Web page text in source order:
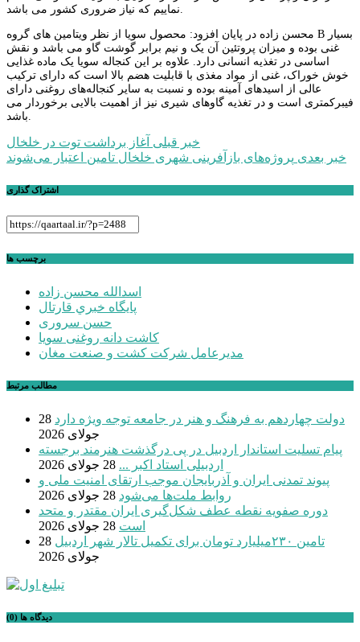
محسن زاده در پایان افزود: محصول سویا از نظر ویتامین های گروه B بسیار
غنی بوده و میزان پروتئین آن یک و نیم برابر گوشت گاو می باشد و نقش
اساسی در تغذیه انسانی دارد. علاوه بر این کنجاله‌ سویا یک ماده غذایی
خوش خوراک، غنی از مواد مغذی با قابلیت هضم بالا است که دارای ترکیب
عالی از اسید‌های آمینه بوده و نسبت به سایر کنجاله‌های روغنی دارای
فیبرکمتری است و در تغذیه گاوهای شیری نیز از اهمیت بالایی برخوردار می
راهبری
نوشته
خبر قبلی آغاز برداشت توت در خلخال
خبر بعدی پروژه‌های بازآفرینی شهری خلخال تامین اعتبار می‌شوند
اشتراک گذاری
برچسب ها
اسدالله محسن زاده
پايگاه خبري قارتال
حسن سروری
کاشت دانه روغنی سویا
مدیرعامل شرکت کشت و صنعت مغان
مطالب مرتبط
دولت چهاردهم به فرهنگ و هنر در جامعه توجه ویژه دارد 28
جولای 2026
پیام تسلیت استاندار اردبیل در پی درگذشت هنرمند برجسته
اردبیلی استاد اکبر ... 28 جولای 2026
پیوند تمدنی ایران و آذربایجان موجب ارتقای امنیت ملی و
روابط ملت‌ها می‌شود 28 جولای 2026
دوره صفویه نقطه عطف شکل‌گیری ایران مقتدر و متحد
است 28 جولای 2026
تامین ۲۳۰میلیارد تومان برای تکمیل تالار شهر اردبیل
28
جولای 2026
دیدگاه ها (0)